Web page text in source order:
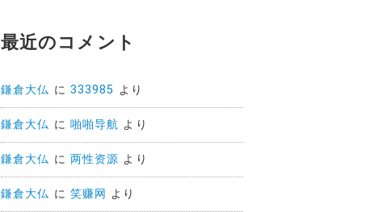
最近のコメント
鎌倉大仏 に 333985 より
鎌倉大仏 に 啪啪导航 より
鎌倉大仏 に 两性资源 より
鎌倉大仏 に 笑赚网 より